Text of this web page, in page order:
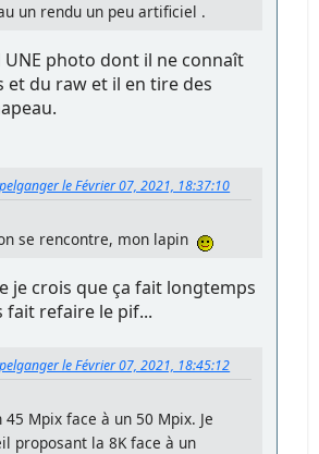
un rendu un peu artificiel .
UNE photo dont il ne connaît
et du raw et il en tire des
le Février 07, 2021, 18:37:10
se rencontre, mon lapin
je crois que ça fait longtemps
fait refaire le pif...
le Février 07, 2021, 18:45:12
Mpix face à un 50 Mpix. Je
proposant la 8K face à un